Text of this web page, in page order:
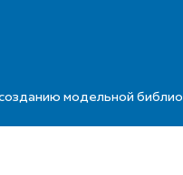
модельной